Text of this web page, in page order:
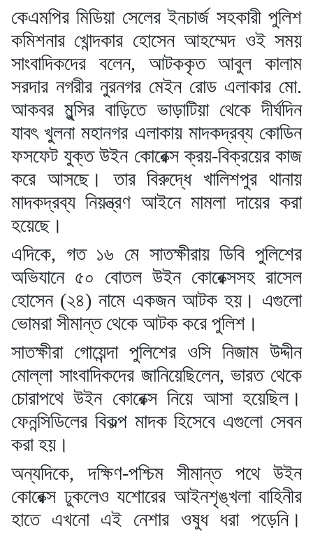
কেএমপির মিডিয়া সেলের ইনচার্জ সহকারী পুলিশ
কমিশনার খোন্দকার হোসেন আহম্মেদ ওই সময়
সাংবাদিকদের বলেন, আটককৃত আবুল কালাম
সরদার নগরীর নুরনগর মেইন রোড এলাকার মো.
আকবর মুন্সির বাড়িতে ভাড়াটিয়া থেকে দীর্ঘদিন
যাবৎ খুলনা মহানগর এলাকায় মাদকদ্রব্য কোডিন
ফসফেট যুক্ত উইন কোরেক্স ক্রয়-বিক্রয়ের কাজ
করে আসছে। তার বিরুদ্ধে খালিশপুর থানায়
মাদকদ্রব্য নিয়ন্ত্রণ আইনে মামলা দায়ের করা
হয়েছে।
এদিকে, গত ১৬ মে সাতক্ষীরায় ডিবি পুলিশের
অভিযানে ৫০ বোতল উইন কোরেক্সসহ রাসেল
হোসেন (২৪) নামে একজন আটক হয়। এগুলো
ভোমরা সীমান্ত থেকে আটক করে পুলিশ।
সাতক্ষীরা গোয়েন্দা পুলিশের ওসি নিজাম উদ্দীন
মোল্লা সাংবাদিকদের জানিয়েছিলেন, ভারত থেকে
চোরাপথে উইন কোরেক্স নিয়ে আসা হয়েছিল।
ফেনন্সিডিলের বিকল্প মাদক হিসেবে এগুলো সেবন
করা হয়।
অন্যদিকে, দক্ষিণ-পশ্চিম সীমান্ত পথে উইন
কোরেক্স ঢুকলেও যশোরের আইনশৃঙ্খলা বাহিনীর
হাতে এখনো এই নেশার ওষুধ ধরা পড়েনি।